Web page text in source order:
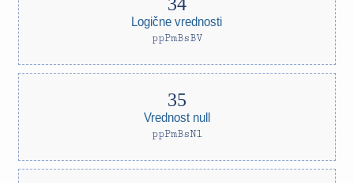
Logične vrednosti
ppPmBsBV
Vrednost null
ppPmBsNl